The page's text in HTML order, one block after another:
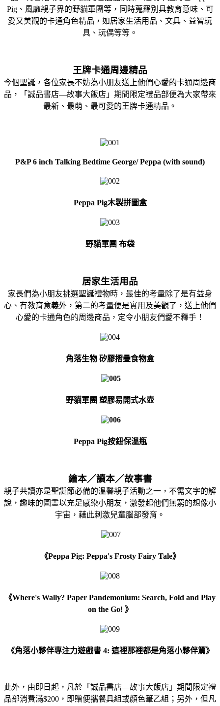
Pig、風靡親子界的野貓軍團等，同時蒐羅別具教育意味、可
愛又美觀的卡通角色精品，如居家生活用品、文具、益智玩
具、玩偶等等。
王牌卡通周邊精品
今個聖誕，各位家長不妨為小朋友送上他們心愛的卡通周邊商
品，「誠品書店—故事大飯店」期間限定禮品部便為大家帶來
最新、最萌、最可愛的王牌卡通精品。
P&P 6 inch Talking Bedtime George/ Peppa (with sound)
Peppa Pig木製拼圖盒
野貓軍團 布袋
居家生活用品
家長們為小朋友挑選聖誕禮物時，最佳的考量除了是有益身
心、有教育意義外，第二的考量便是實用及美觀了，送上他們
心愛的卡通角色的周邊商品，定令小朋友們愛不釋手！
角落生物 矽膠摺疊食物盒
野貓軍團 塑膠易開式水壺
Peppa Pig按鈕保溫瓶
繪本／讀本／故事書
親子共讀亦是聖誕節必備的溫馨親子活動之一，不需文字的解
說，趣味的圖畫以充足感染小朋友，激發起他們無窮的想像小
宇宙，藉此刺激兒童腦部發育。
《Peppa Pig: Peppa's Frosty Fairy Tale》
《Where's Wally? Paper Pandemonium: Search, Fold and Play
on the Go! 》
《角落小夥伴專注力遊戲書 4: 這裡那裡都是角落小夥伴篇》
此外，由即日起，凡於「誠品書店—故事大飯店」期間限定禮
品部消費滿$200，即贈便攜餐具組或顏色筆乙組；另外，但凡